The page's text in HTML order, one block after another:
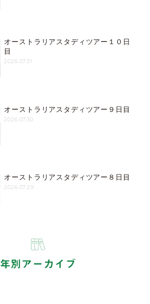
オーストラリアスタディツアー１０日
目
2026.07.31
オーストラリアスタディツアー９日目
2026.07.30
オーストラリアスタディツアー８日目
2026.07.29
年別アーカイブ